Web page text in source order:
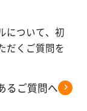
について、初
だくご質問を
るご質問へ